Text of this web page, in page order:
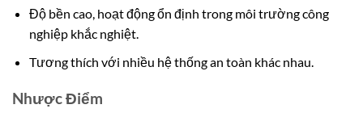
Độ bền cao, hoạt động ổn định trong môi trường công
nghiệp khắc nghiệt.
Tương thích với nhiều hệ thống an toàn khác nhau.
Nhược Điểm